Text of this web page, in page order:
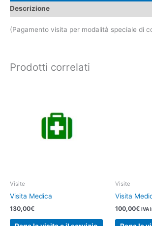
Descrizione
(Pagamento visita per modalità speciale di
Prodotti correlati
Visite
Visita Medica
130,00€
Visite
Visita
100,00€ IVA